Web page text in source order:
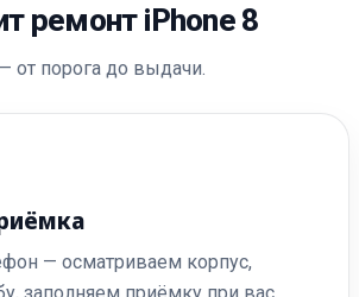
ремонт iPhone 8
от порога до выдачи.
— осматриваем корпус,